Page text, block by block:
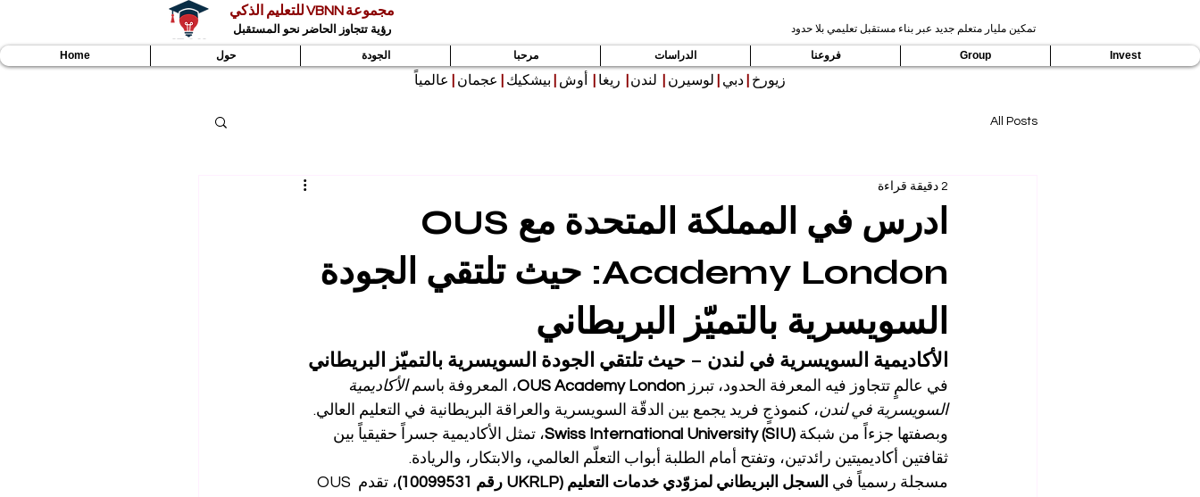
مجموعة VBNN للتعليم الذكي
رؤية تتجاوز الحاضر نحو المستقبل تمكين مليار متعلم جديد عبر بناء مستقبل تعليمي بلا حدود
Home حول الجودة مرحبا الدراسات فروعنا Group Invest
زيورخ دبي لوسيرن لندن ريغا أوش بيشكيك عجمان عالمياً
All Posts
ادرس في المملكة المتحدة مع OUS
Academy London: حيث تلتقي الجودة
السويسرية بالتميّز البريطاني
2 دقيقة قراءة
الأكاديمية السويسرية في لندن – حيث تلتقي الجودة السويسرية بالتميّز البريطاني
في عالمٍ تتجاوز فيه المعرفة الحدود، تبرز OUS Academy London، المعروفة باسم الأكاديمية
السويسرية في لندن، كنموذجٍ فريد يجمع بين الدقّة السويسرية والعراقة البريطانية في التعليم العالي.
وبصفتها جزءاً من شبكة Swiss International University (SIU)، تمثل الأكاديمية جسراً حقيقياً بين
ثقافتين أكاديميتين رائدتين، وتفتح أمام الطلبة أبواب التعلّم العالمي، والابتكار، والريادة.
مسجلة رسمياً في السجل البريطاني لمزوّدي خدمات التعليم (UKRLP رقم 10099531)
، تقدم OUS